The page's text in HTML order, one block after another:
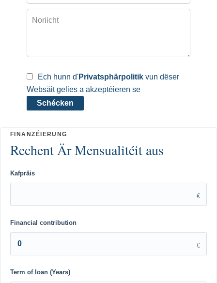
Ech hunn d'Privatsphärpolitik vun dëser
Websäit gelies a akzeptéieren se
Schécken
Kafpräis
€
Financial contribution
€
Term of loan (Years)